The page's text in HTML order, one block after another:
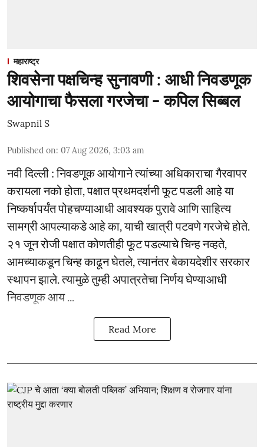
महाराष्ट्र
शिवसेना पक्षचिन्ह सुनावणी : आधी निवडणूक
आयोगाचा फैसला गरजेचा - कपिल सिब्बल
Swapnil S
Published on: 07 Aug 2026, 3:03 am
नवी दिल्ली : निवडणूक आयोगाने त्यांच्या अधिकाराचा गैरवापर
करायला नको होता, पक्षात प्रथमदर्शनी फूट पडली आहे या
निष्कर्षापर्यंत पोहचण्याआधी आवश्यक पुरावे आणि साहित्य
सामग्री आपल्याकडे आहे का, याची खात्री पटवणे गरजेचे होते.
२१ जून रोजी पक्षात कोणतीही फूट पडल्याचे चिन्ह नव्हते,
आमच्याकडून चिन्ह काढून घेतले, त्यानंतर बेकायदेशीर सरकार
स्थापन झाले. त्यामुळे तुम्ही अपात्रतेचा निर्णय घेण्याआधी
निवडणूक आय ...
Read More